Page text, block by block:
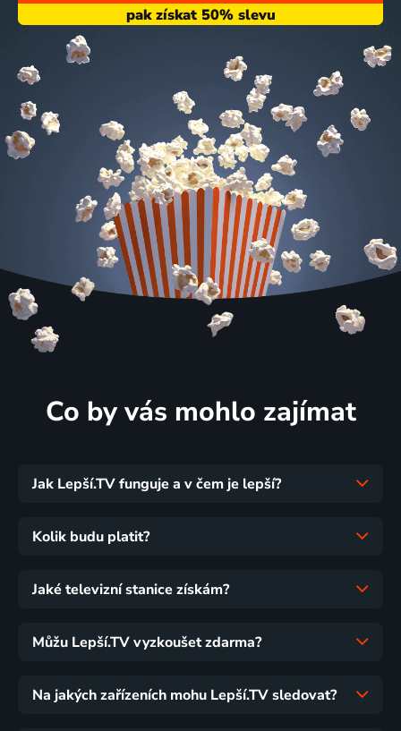
Co by vás mohlo zajímat
Jak Lepší.TV funguje a v čem je lepší?
Kolik budu platit?
Jaké televizní stanice získám?
Můžu Lepší.TV vyzkoušet zdarma?
Na jakých zařízeních mohu Lepší.TV sledovat?